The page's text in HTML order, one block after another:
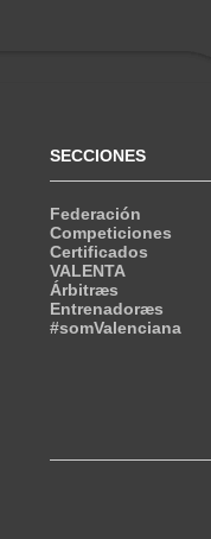
SECCIONES
Federación
Competiciones
Certificados
VALENTA
Árbitræs
Entrenadoræs
#somValenciana